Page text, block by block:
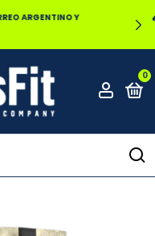
EN EFECTIVO RETIRANDO
0